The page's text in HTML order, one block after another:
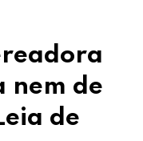
nem de
de